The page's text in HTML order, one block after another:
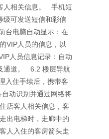
人相关信息。 手机短
级可发送短信和彩信
台电脑自动显示：在
VIP人员的信息，以
人员信息记录：自动
通道。 6.2 楼层导航
入住手续后，携带客
动识别并通过网络将
店客人相关信息，客
出电梯时，走廊中的
人入住的客房箭头走